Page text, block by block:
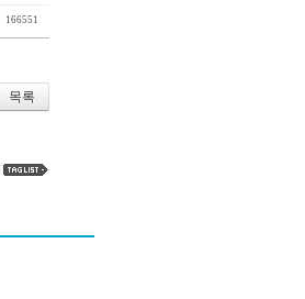
166551
목록